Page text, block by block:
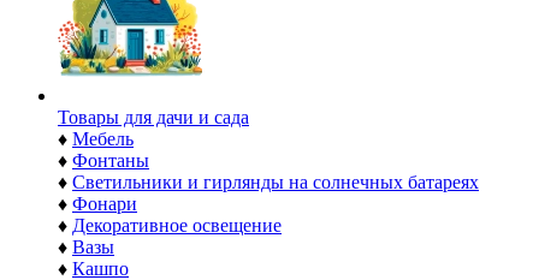
Товары для дачи и сада
♦ Мебель
♦ Фонтаны
♦ Светильники и гирлянды на солнечных батареях
♦ Фонари
♦ Декоративное освещение
♦ Вазы
♦ Кашпо